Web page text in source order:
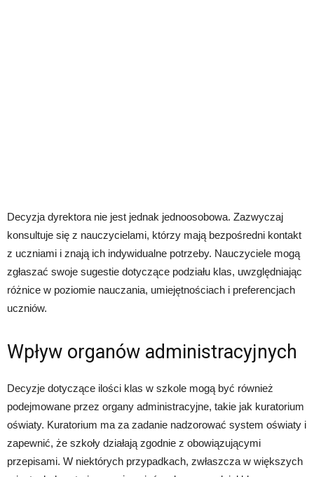
Decyzja dyrektora nie jest jednak jednoosobowa. Zazwyczaj
konsultuje się z nauczycielami, którzy mają bezpośredni kontakt
z uczniami i znają ich indywidualne potrzeby. Nauczyciele mogą
zgłaszać swoje sugestie dotyczące podziału klas, uwzględniając
różnice w poziomie nauczania, umiejętnościach i preferencjach
uczniów.
Wpływ organów administracyjnych
Decyzje dotyczące ilości klas w szkole mogą być również
podejmowane przez organy administracyjne, takie jak kuratorium
oświaty. Kuratorium ma za zadanie nadzorować system oświaty i
zapewnić, że szkoły działają zgodnie z obowiązującymi
przepisami. W niektórych przypadkach, zwłaszcza w większych